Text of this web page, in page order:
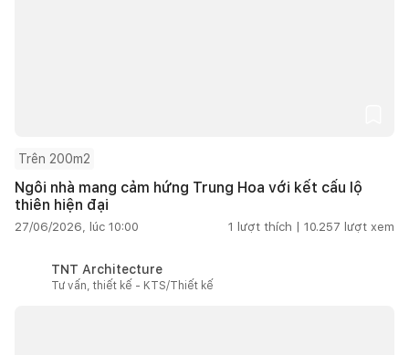
Trên 200m2
Ngôi nhà mang cảm hứng Trung Hoa với kết cấu lộ
thiên hiện đại
27/06/2026, lúc 10:00 1 lượt thích | 10.257 lượt xem
TNT Architecture
Tư vấn, thiết kế - KTS/Thiết kế